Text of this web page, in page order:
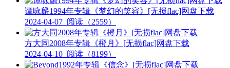
谭咏麟1994年专辑《梦幻的笑容》[无损flac]网盘下载
2024-04-07 阅读（2559）
方大同2008年专辑《橙月》[无损flac]网盘下载
2024-04-10 阅读（8199）